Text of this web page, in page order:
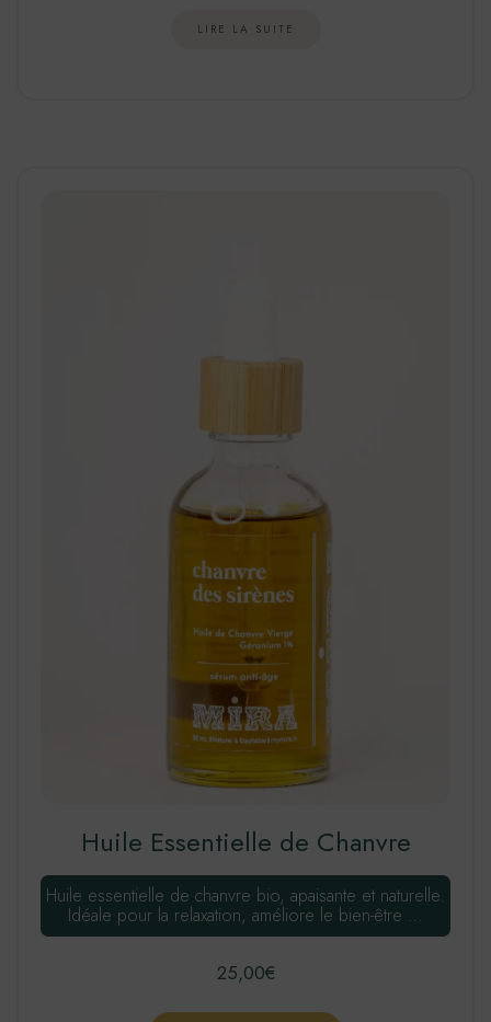
LIRE LA SUITE
Huile Essentielle de Chanvre
Huile essentielle de chanvre bio, apaisante et naturelle.
Idéale pour la relaxation, améliore le bien-être …
25,00€